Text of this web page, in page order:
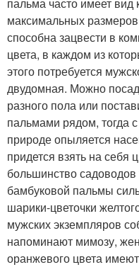
максимальных
способна зацвести в
цвета, в каждом из
этого потребуется
двудомная. Можно
разного пола или
пальмами рядом, тогда
природе опыляется
придется взять на себя
большинство
бамбуковой пальмы
шарики-цветочки
мужских экземпляров
напоминают мимозу,
оранжевого цвета